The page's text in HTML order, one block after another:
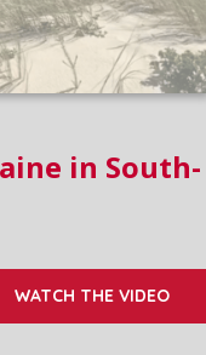
in South-
WATCH THE VIDEO